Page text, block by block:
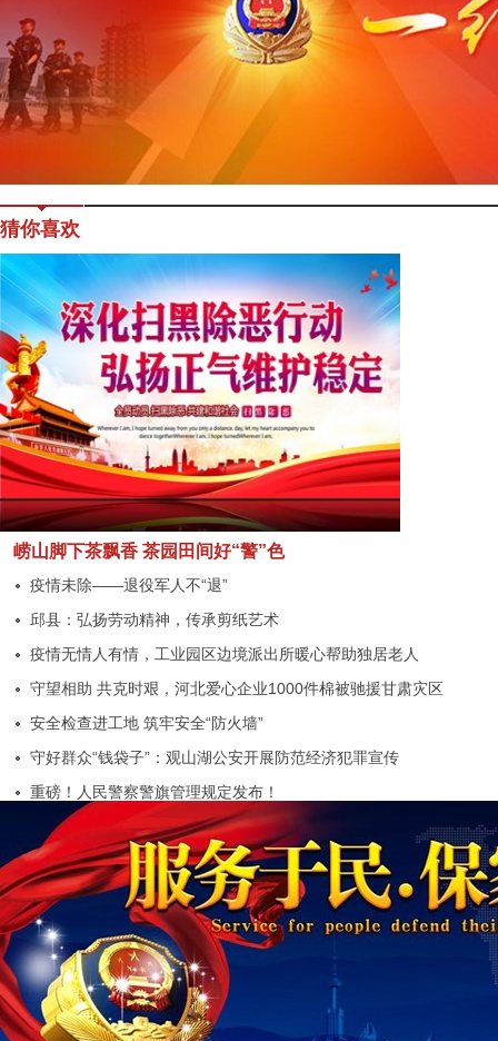
猜你喜欢
崂山脚下茶飘香 茶园田间好“警”色
疫情未除——退役军人不“退”
邱县：弘扬劳动精神，传承剪纸艺术
疫情无情人有情，工业园区边境派出所暖心帮助独居老人
守望相助 共克时艰，河北爱心企业1000件棉被驰援甘肃灾区
安全检查进工地 筑牢安全“防火墙”
守好群众“钱袋子”：观山湖公安开展防范经济犯罪宣传
重磅！人民警察警旗管理规定发布！